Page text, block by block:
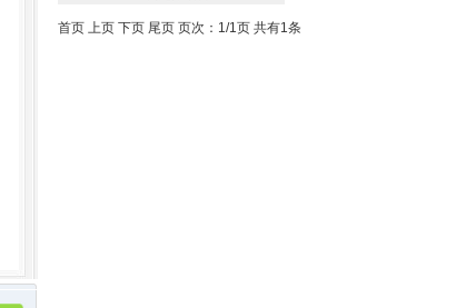
首页 上页 下页 尾页 页次：1/1页 共有1条